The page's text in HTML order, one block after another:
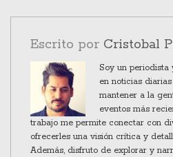
entre ambas escuadras y la
esperar de dos equipos de
Atalanta y AC Milan.
Escrito por Cristobal
Soy un
en noticias
mantener a la
eventos más
trabajo me permite conectar con
ofrecerles una visión crítica y
Además, disfruto de explorar y